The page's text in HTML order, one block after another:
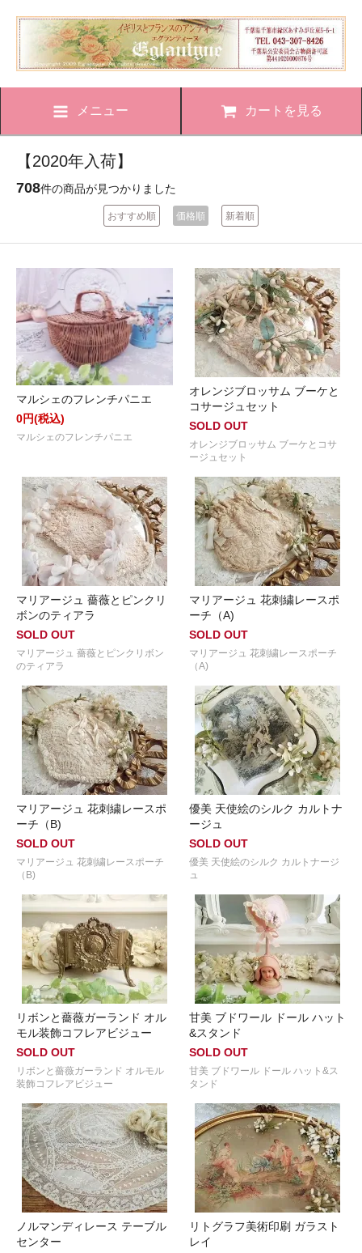
メニュー カートを見る
【2020年入荷】
708件の商品が見つかりました
おすすめ順 価格順 新着順
マルシェのフレンチパニエ
0円(税込)
マルシェのフレンチパニエ
オレンジブロッサム ブーケと
コサージュセット
SOLD OUT
オレンジブロッサム ブーケとコサ
ージュセット
マリアージュ 薔薇とピンクリ
ボンのティアラ
SOLD OUT
マリアージュ 薔薇とピンクリボン
のティアラ
マリアージュ 花刺繍レースポ
ーチ（A)
SOLD OUT
マリアージュ 花刺繍レースポーチ
（A)
マリアージュ 花刺繍レースポ
ーチ（B)
SOLD OUT
マリアージュ 花刺繍レースポーチ
（B)
優美 天使絵のシルク カルトナ
ージュ
SOLD OUT
優美 天使絵のシルク カルトナージ
ュ
リボンと薔薇ガーランド オル
モル装飾コフレアビジュー
SOLD OUT
リボンと薔薇ガーランド オルモル
装飾コフレアビジュー
甘美 ブドワール ドール ハット
&スタンド
SOLD OUT
甘美 ブドワール ドール ハット&ス
タンド
ノルマンディレース テーブル
センター
リトグラフ美術印刷 ガラスト
レイ